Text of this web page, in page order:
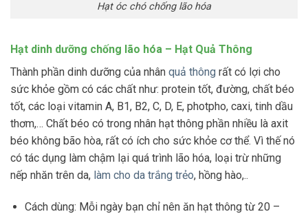
Hạt óc chó chống lão hóa
Hạt dinh dưỡng chống lão hóa – Hạt Quả Thông
Thành phần dinh dưỡng của nhân quả thông rất có lợi cho
sức khỏe gồm có các chất như: protein tốt, đường, chất béo
tốt, các loại vitamin A, B1, B2, C, D, E, photpho, caxi, tinh dầu
thơm,… Chất béo có trong nhân hạt thông phần nhiều là axit
béo không bão hòa, rất có ích cho sức khỏe cơ thể. Vì thế nó
có tác dụng làm chậm lại quá trình lão hóa, loại trừ những
nếp nhăn trên da, làm cho da trắng trẻo, hồng hào,..
Cách dùng: Mỗi ngày bạn chỉ nên ăn hạt thông từ 20 –